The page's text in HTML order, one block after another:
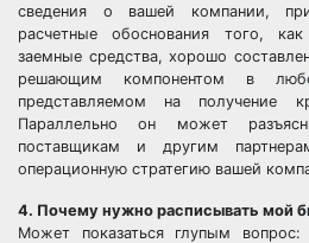
сведения о вашей компании,
расчетные обоснования того,
заемные средства, хорошо
решающим компонентом в
представляемом на получение
Параллельно он может
поставщикам и другим
операционную стратегию вашей
4. Почему нужно расписывать мой
Может показаться глупым